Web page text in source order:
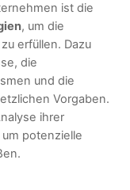
ist die
, um die
erfüllen. Dazu
die
und die
Vorgaben.
ihrer
potenzielle